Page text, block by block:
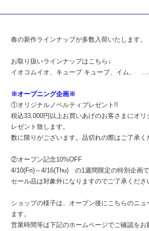
春の新作ラインナップが多数入荷いたします。
お取り扱いラインナップはこちら↓
イオコムイオ、キューブ キューブ、イム、
※オープニング企画※
①オリジナルノベルティプレゼント!!
税込33,000円以上お買いあげのお客さまにオ
レゼント致します。
数に限りがございます。品切れの際はご了承く
②オープン記念10%OFF
4/10(Fri)～4/16(Thu) の1週間限定の特別企画で
セール品は対象外になりますのでご了承くださ
ショップの様子は、オープン後にこちらのニュ
ます。
営業時間等は下記のホームページでご確認をお